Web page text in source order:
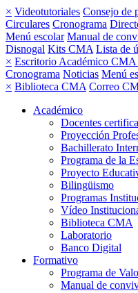
× Videotutoriales Consejo de
Circulares Cronograma
Menú escolar Manual de
Disnogal Kits CMA Lista de
× Escritorio Académico CMA
Cronograma Noticias Menú
× Biblioteca CMA Correo
Académico
Docentes
Proyección
Bachillerato
Programa de la
Proyecto
Bilingüismo
Programas
Vídeo
Biblioteca CMA
Laboratorio
Banco Digital
Formativo
Programa de
Manual de